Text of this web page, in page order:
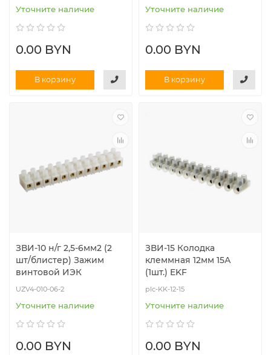
Уточните наличие
0.00 BYN
В корзину
Уточните наличие
0.00 BYN
В корзину
ЗВИ-10 н/г 2,5-6мм2 (2
шт/блистер) Зажим
винтовой ИЭК
UZV4-010-06-2
Уточните наличие
0.00 BYN
ЗВИ-15 Колодка
клеммная 12мм 15А
(1шт.) EKF
plc-KK-12-15
Уточните наличие
0.00 BYN